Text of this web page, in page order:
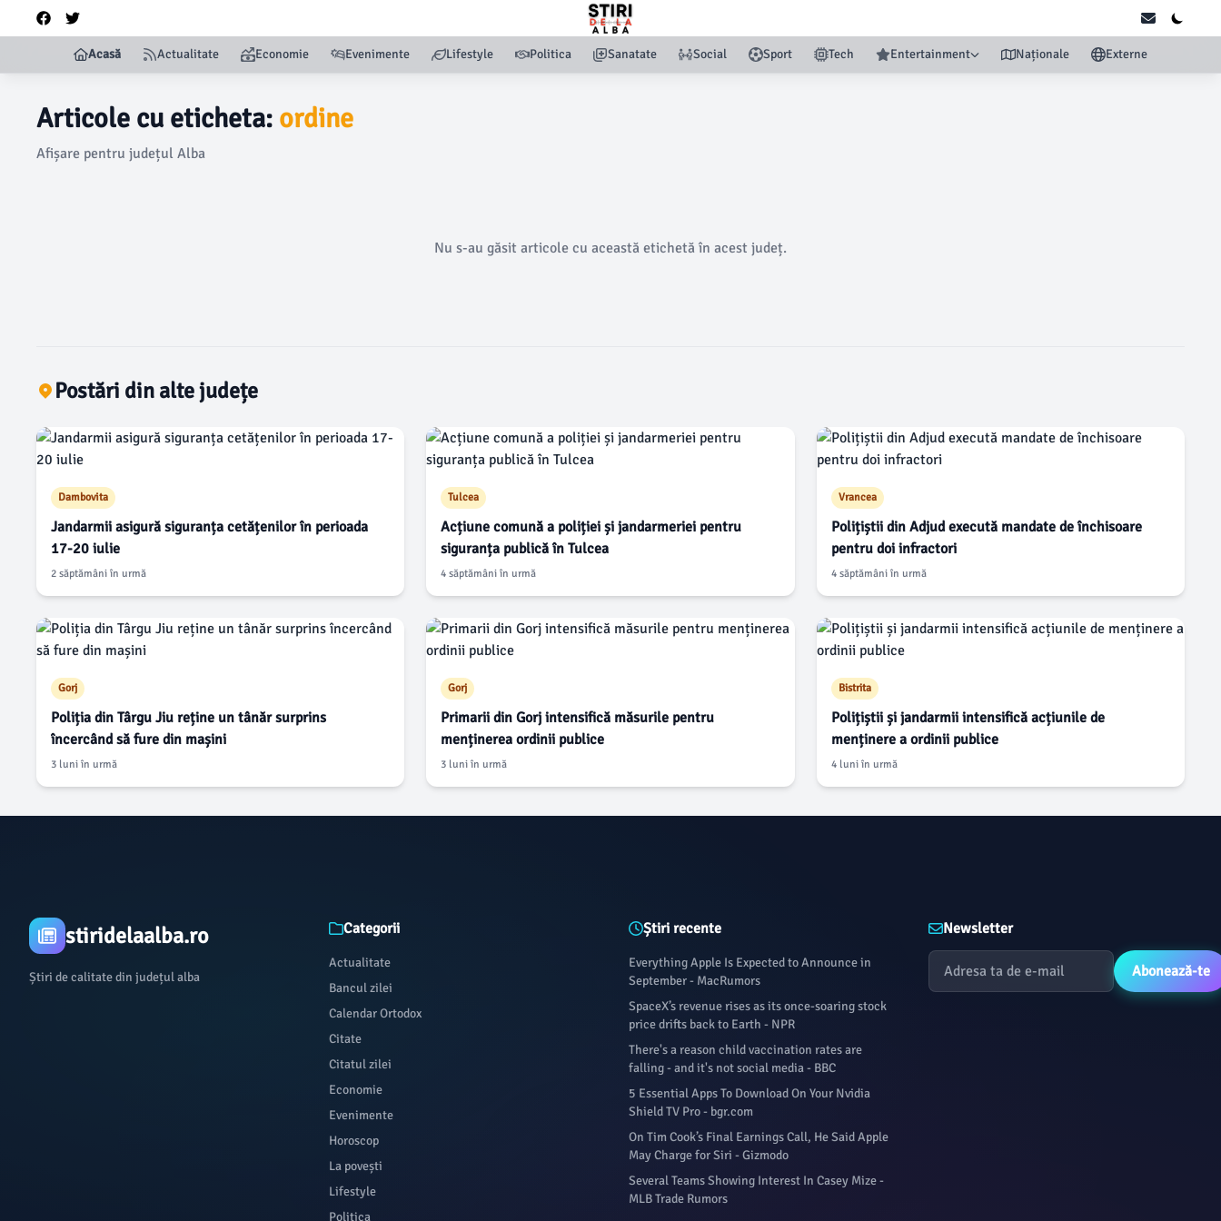
Acasă Actualitate Economie Evenimente Lifestyle Politica Sanatate Social Sport Tech Entertainment Naționale Externe
Articole cu eticheta: ordine
Afișare pentru județul Alba
Nu s-au găsit articole cu această etichetă în acest județ.
Postări din alte județe
Dambovita
Jandarmii asigură siguranța cetățenilor în perioada
17-20 iulie
2 săptămâni în urmă
Tulcea
Acțiune comună a poliției și jandarmeriei pentru
siguranța publică în Tulcea
4 săptămâni în urmă
Vrancea
Polițiștii din Adjud execută mandate de închisoare
pentru doi infractori
4 săptămâni în urmă
Gorj
Poliția din Târgu Jiu reține un tânăr surprins
încercând să fure din mașini
3 luni în urmă
Gorj
Primarii din Gorj intensifică măsurile pentru
menținerea ordinii publice
3 luni în urmă
Bistrita
Polițiștii și jandarmii intensifică acțiunile de
menținere a ordinii publice
4 luni în urmă
stiridelaalba.ro
Știri de calitate din județul alba
Categorii
Actualitate
Bancul zilei
Calendar Ortodox
Citate
Citatul zilei
Economie
Evenimente
Horoscop
La povești
Lifestyle
Politica
Știri recente
Everything Apple Is Expected to Announce in
September - MacRumors
SpaceX’s revenue rises as its once-soaring stock
price drifts back to Earth - NPR
There's a reason child vaccination rates are
falling - and it's not social media - BBC
5 Essential Apps To Download On Your Nvidia
Shield TV Pro - bgr.com
On Tim Cook’s Final Earnings Call, He Said Apple
May Charge for Siri - Gizmodo
Several Teams Showing Interest In Casey Mize -
MLB Trade Rumors
Newsletter
Abonează-te